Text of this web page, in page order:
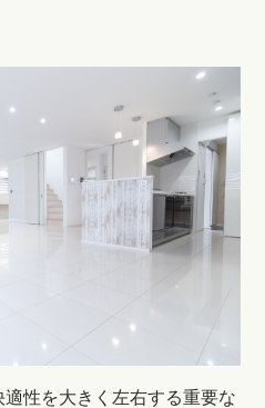
性を大きく左右する重要な